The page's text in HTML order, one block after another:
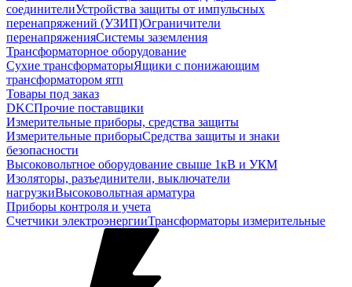
соединителиУстройства защиты от импульсных
перенапряжений (УЗИП)Ограничители
перенапряженияСистемы заземления
Трансформаторное оборудование
Сухие трансформаторыЯщики с понижающим
трансформатором ятп
Товары под заказ
DKCПрочие поставщики
Измерительные приборы, средства защиты
Измерительные приборыСредства защиты и знаки
безопасности
Высоковольтное оборудование свыше 1кВ и УКМ
Изоляторы, разъединители, выключатели
нагрузкиВысоковольтная арматура
Приборы контроля и учета
Счетчики электроэнергииТрансформаторы измерительные